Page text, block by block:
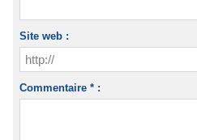
Site web :
Commentaire * :